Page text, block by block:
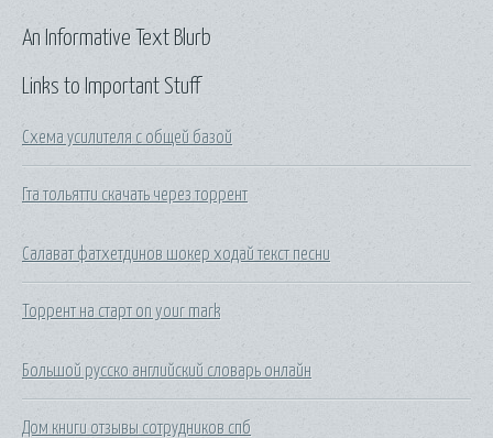
Links to Important Stuff
Схема усилителя с общей базой
Гта тольятти скачать через торрент
Салават фатхетдинов шокер ходай текст песни
Торрент на старт on your mark
Большой русско английский словарь онлайн
Дом книги отзывы сотрудников спб
An Informative Text Blurb